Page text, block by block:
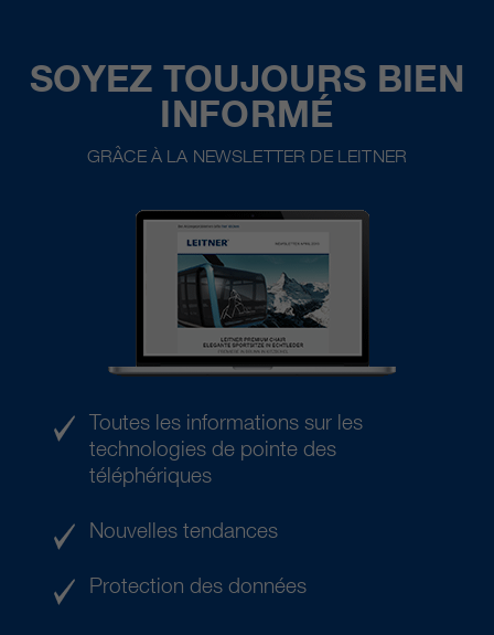
SOYEZ TOUJOURS BIEN
INFORMÉ
GRÂCE À LA NEWSLETTER DE LEITNER
Toutes les informations sur les
technologies de pointe des
téléphériques
Nouvelles tendances
Protection des données